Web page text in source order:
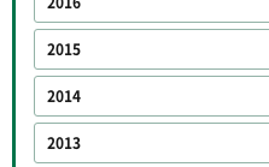
2015
2014
2013